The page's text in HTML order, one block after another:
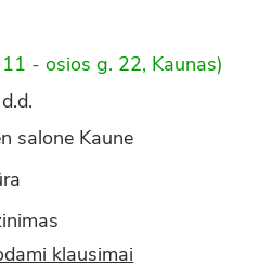
- osios g. 22, Kaunas)
salone Kaune
klausimai